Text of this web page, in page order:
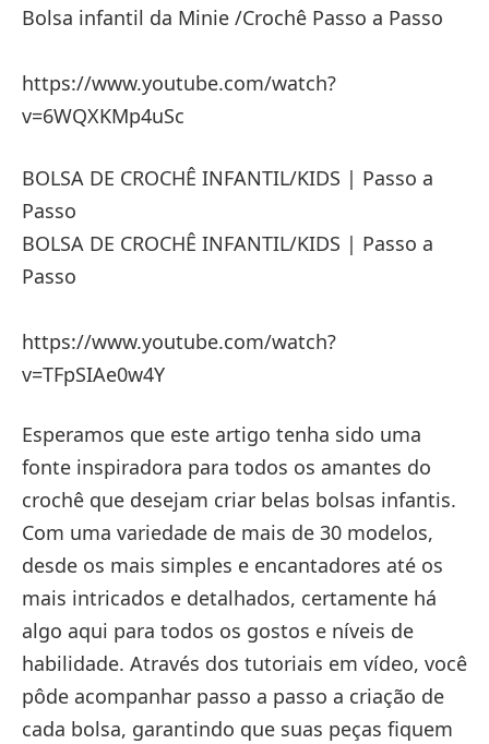
Bolsa infantil da Minie /Crochê Passo a Passo
https://www.youtube.com/watch?
v=6WQXKMp4uSc
BOLSA DE CROCHÊ INFANTIL/KIDS | Passo a
Passo
BOLSA DE CROCHÊ INFANTIL/KIDS | Passo a
Passo
https://www.youtube.com/watch?
v=TFpSIAe0w4Y
Esperamos que este artigo tenha sido uma
fonte inspiradora para todos os amantes do
crochê que desejam criar belas bolsas infantis.
Com uma variedade de mais de 30 modelos,
desde os mais simples e encantadores até os
mais intricados e detalhados, certamente há
algo aqui para todos os gostos e níveis de
habilidade. Através dos tutoriais em vídeo, você
pôde acompanhar passo a passo a criação de
cada bolsa, garantindo que suas peças fiquem